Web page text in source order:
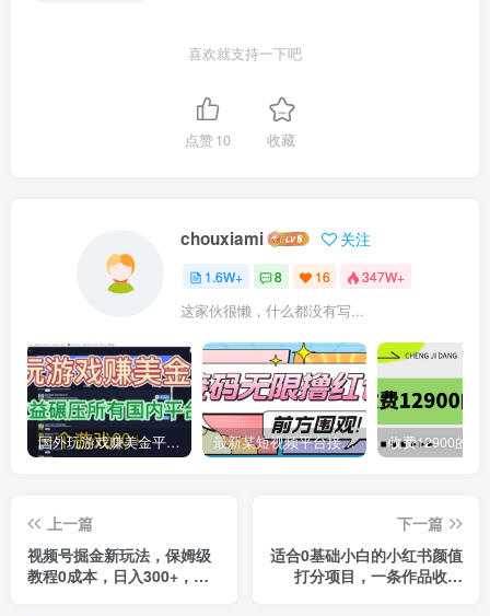
喜欢就支持一下吧
点赞10 收藏
chouxiami 关注
1.6W+ 8 16 347W+
这家伙很懒，什么都没有写...
国外玩游戏赚美金平台，一个游戏60+，收益碾压国内所有平台 最新某短视频平台接码看广告，无限撸1.3元项目【软件+详细操作教程】
上一篇
视频号掘金新玩法，保姆级
教程0成本，日入300+，冷
下一篇
适合0基础小白的小红书颜值
打分项目，一条作品收入